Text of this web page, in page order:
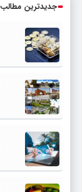
جدیدترین مطالب